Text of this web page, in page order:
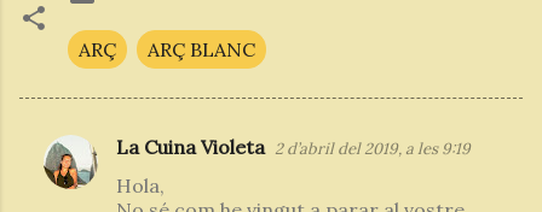
ARÇ ARÇ BLANC
C
La Cuina Violeta 2 d’abril del 2019, a les 9:19
Hola,